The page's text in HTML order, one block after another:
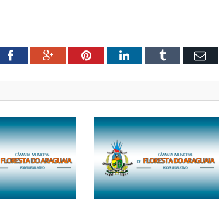
FacebookGoogle+PinterestLinkedInTumblr